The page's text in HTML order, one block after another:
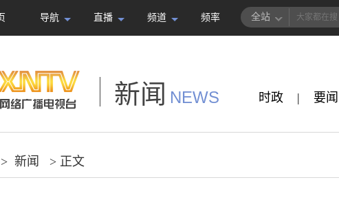
导航 直播 频道 频率 全站
新闻 NEWS 时政 | 要闻
> 新闻 > 正文